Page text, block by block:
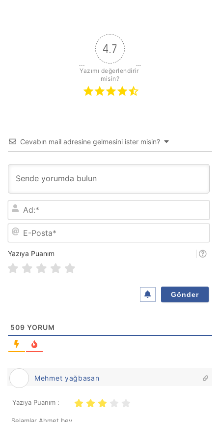
4.7
Yazımı değerlendirir
misin?
Cevabın mail adresine gelmesini ister misin?
:
P
Yazıya Puanım
509 YORUM
Mehmet yağbasan
Yazıya Puanım :